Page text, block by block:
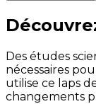
Des études
nécessaires
utilise ce laps
changements